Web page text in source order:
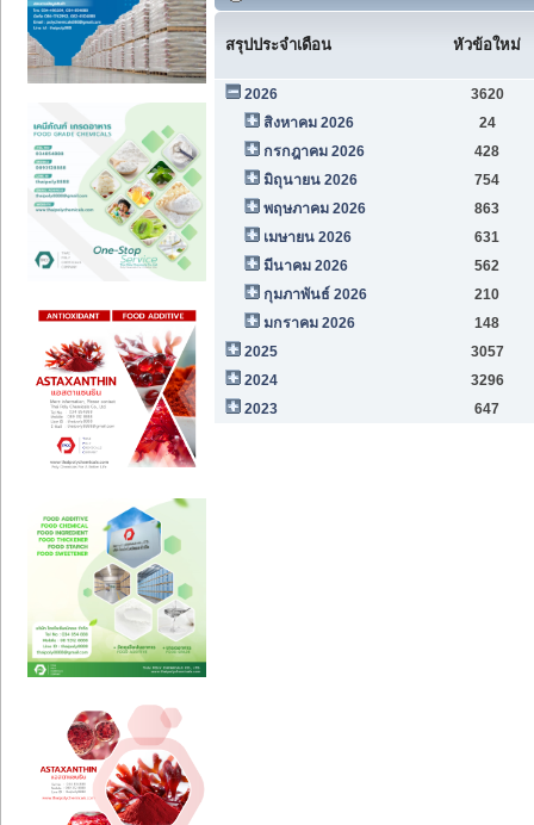
สรุปประจำเดือน หัวข้อใหม่
2026
3620
สิงหาคม 2026
24
กรกฎาคม 2026
428
มิถุนายน 2026
754
พฤษภาคม 2026
863
เมษายน 2026
631
มีนาคม 2026
562
กุมภาพันธ์ 2026
210
มกราคม 2026
148
2025
3057
2024
3296
2023
647